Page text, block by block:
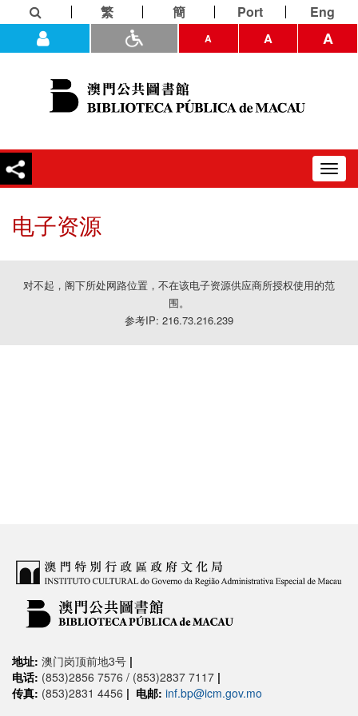
繁 簡 Port Eng
A A A
电子资源
对不起，阁下所处网路位置，不在该电子资源供应商所授权使用的范
围。
参考IP: 216.73.216.239
地址: 澳门岗顶前地3号 |
电话: (853)2856 7576 / (853)2837 7117 |
传真: (853)2831 4456 | 电邮: inf.bp@icm.gov.mo